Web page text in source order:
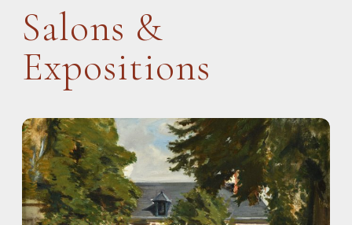
Salons &
Expositions